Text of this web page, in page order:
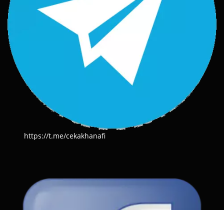
https://t.me/cekakhanafi